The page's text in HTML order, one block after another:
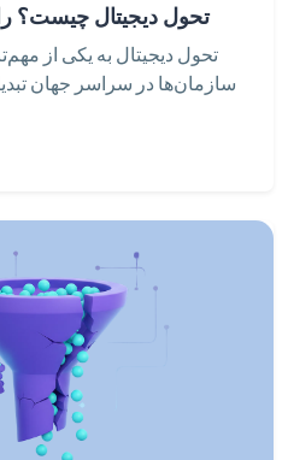
تحول دیجیتال چیست؟
تحول دیجیتال به یکی از
سازمان‌ها در سراسر جهان